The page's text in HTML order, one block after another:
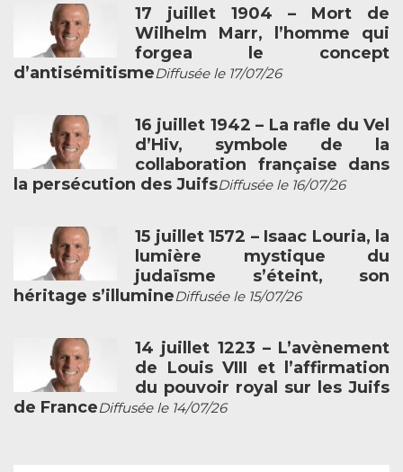
17 juillet 1904 – Mort de
Wilhelm Marr, l’homme qui
forgea le concept
d’antisémitismeDiffusée le 17/07/26
16 juillet 1942 – La rafle du Vel
d’Hiv, symbole de la
collaboration française dans
la persécution des JuifsDiffusée le 16/07/26
15 juillet 1572 – Isaac Louria, la
lumière mystique du
judaïsme s’éteint, son
héritage s’illumineDiffusée le 15/07/26
14 juillet 1223 – L’avènement
de Louis VIII et l’affirmation
du pouvoir royal sur les Juifs
de FranceDiffusée le 14/07/26